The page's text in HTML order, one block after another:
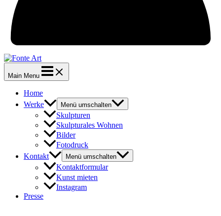
Main Menu
Home
Werke
Menü umschalten
Skulpturen
Skulpturales Wohnen
Bilder
Fotodruck
Kontakt
Menü umschalten
Kontaktformular
Kunst mieten
Instagram
Presse